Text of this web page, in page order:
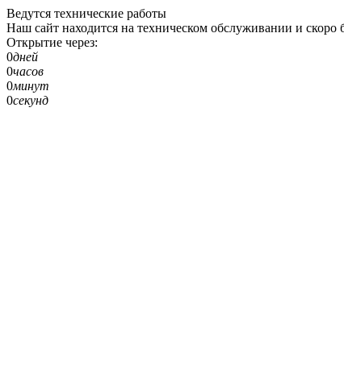
Ведутся технические работы
Наш сайт находится на техническом обслуживании и скоро
Открытие через:
0дней
0часов
0минут
0секунд